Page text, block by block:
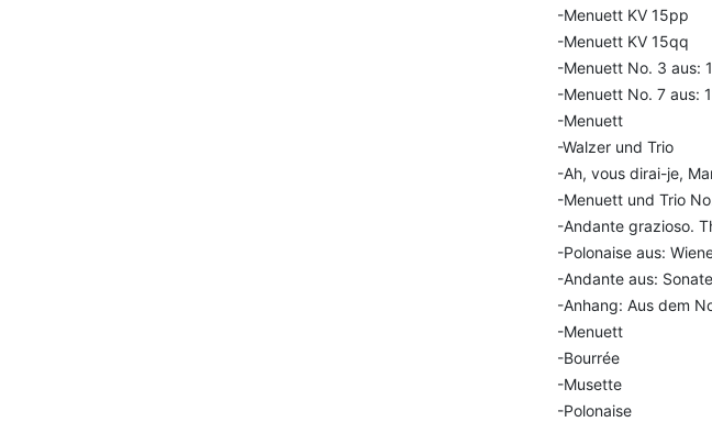
-Menuett KV 15pp
-Menuett KV 15qq
-Menuett No. 3 aus:
-Menuett No. 7 aus:
-Menuett
-Walzer und Trio
-Ah, vous dirai-je,
-Menuett und Trio
-Andante grazioso.
-Polonaise aus:
-Andante aus:
-Anhang: Aus dem
-Menuett
-Bourrée
-Musette
-Polonaise